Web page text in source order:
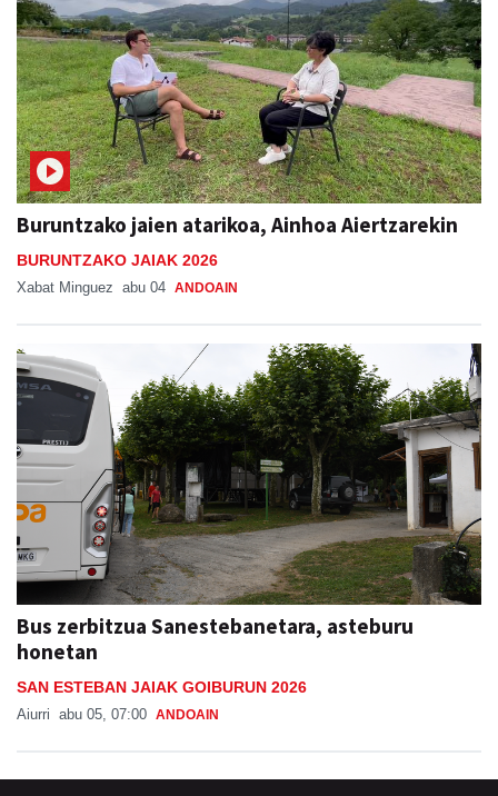
Buruntzako jaien atarikoa, Ainhoa Aiertzarekin
BURUNTZAKO JAIAK 2026
Xabat Minguez abu 04 ANDOAIN
Bus zerbitzua Sanestebanetara, asteburu
honetan
SAN ESTEBAN JAIAK GOIBURUN 2026
Aiurri abu 05, 07:00 ANDOAIN